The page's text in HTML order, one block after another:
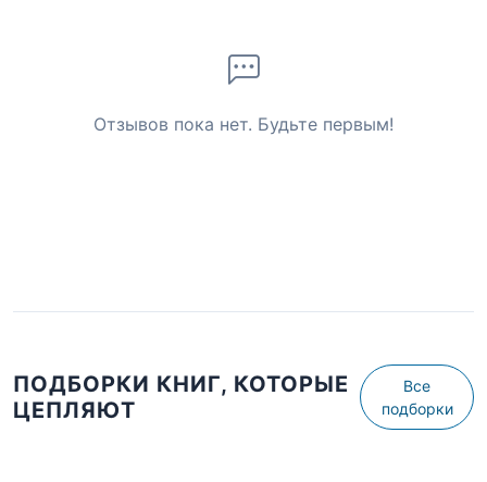
Отзывов пока нет. Будьте первым!
ПОДБОРКИ КНИГ, КОТОРЫЕ
ЦЕПЛЯЮТ
Все
подборки